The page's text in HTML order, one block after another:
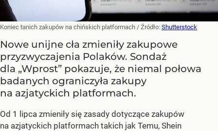
Koniec tanich zakupów na chińskich platformach / Źródło: Shutterstock
Nowe unijne cła zmieniły zakupowe
przyzwyczajenia Polaków. Sondaż
dla „Wprost” pokazuje, że niemal połowa
badanych ograniczyła zakupy
na azjatyckich platformach.
Od 1 lipca zmieniły się zasady dotyczące zakupów
na azjatyckich platformach takich jak Temu, Shein